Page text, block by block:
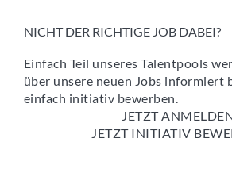
NICHT DER RICHTIGE JOB DABEI?
Einfach Teil unseres Talentpools
über unsere neuen Jobs informiert
einfach initiativ bewerben.
JETZT
JETZT INITIATIV